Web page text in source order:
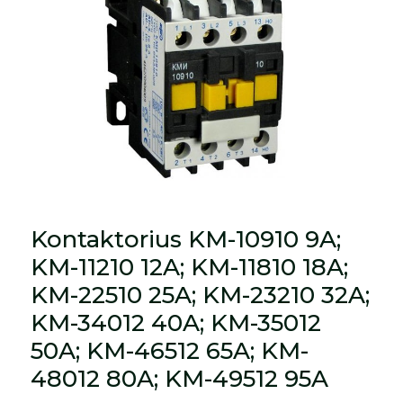
Kontaktorius KM-10910 9A;
KM-11210 12A; KM-11810 18A;
KM-22510 25A; KM-23210 32A;
KM-34012 40A; KM-35012
50A; KM-46512 65A; KM-
48012 80A; KM-49512 95A